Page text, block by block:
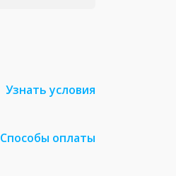
Узнать условия
Способы оплаты